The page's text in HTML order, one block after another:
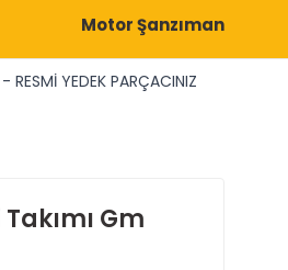
Motor Şanzıman
- RESMİ YEDEK PARÇACINIZ
Gm